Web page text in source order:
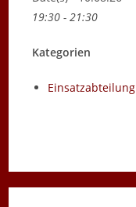
19:30 - 21:30
Kategorien
Einsatzabteilung